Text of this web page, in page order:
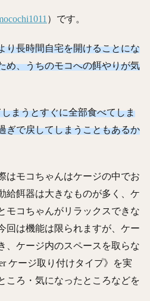
）です。
り長時間自宅を開けることにな
め、うちのモコへの餌やりが気
まうとすぐに全部食べてしま
ぎで戻してしまうこともあるか
はモコちゃんはケージの中でお
給餌器は大きなものが多く、ケ
モコちゃんがリラックスできな
回は機能は限られますが、ケー
、ケージ内のスペースを取らな
ケージ取り付けタイプ》を実
ころ・気になったところなどを